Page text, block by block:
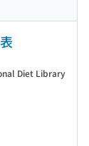
Diet Library